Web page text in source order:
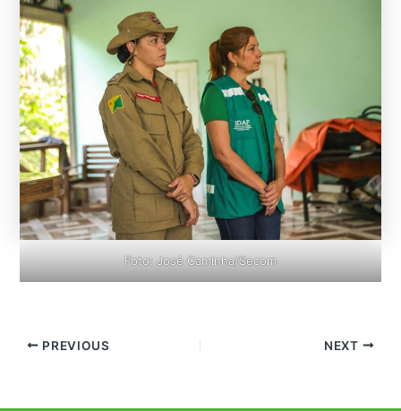
Foto: José Caminha/Secom
PREVIOUS NEXT